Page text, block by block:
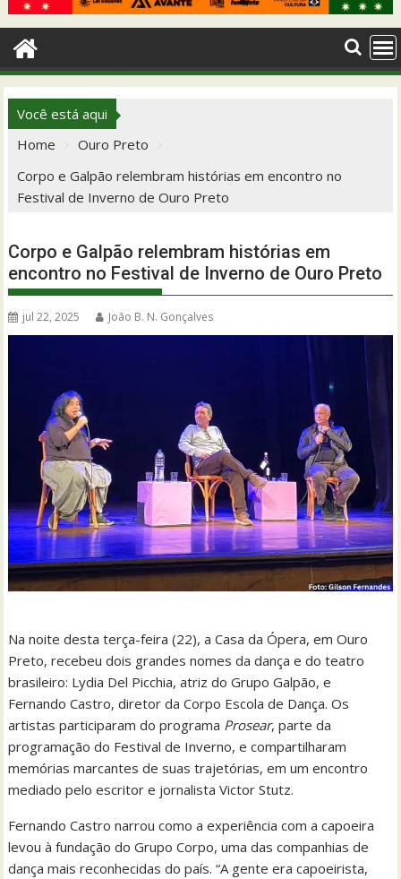
Você está aqui
Home
Ouro Preto
Corpo e Galpão relembram histórias em encontro no
Festival de Inverno de Ouro Preto
Corpo e Galpão relembram histórias em
encontro no Festival de Inverno de Ouro Preto
jul 22, 2025 João B. N. Gonçalves
Na noite desta terça-feira (22), a Casa da Ópera, em Ouro
Preto, recebeu dois grandes nomes da dança e do teatro
brasileiro: Lydia Del Picchia, atriz do Grupo Galpão, e
Fernando Castro, diretor da Corpo Escola de Dança. Os
artistas participaram do programa Prosear, parte da
programação do Festival de Inverno, e compartilharam
memórias marcantes de suas trajetórias, em um encontro
mediado pelo escritor e jornalista Victor Stutz.
Fernando Castro narrou como a experiência com a capoeira
levou à fundação do Grupo Corpo, uma das companhias de
dança mais reconhecidas do país. “A gente era capoeirista,